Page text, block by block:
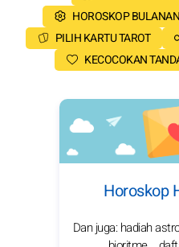
HOROSKOP BULANAN
PILIH KARTU TAROT
KECOCOKAN
Horoskop
Dan juga: hadiah